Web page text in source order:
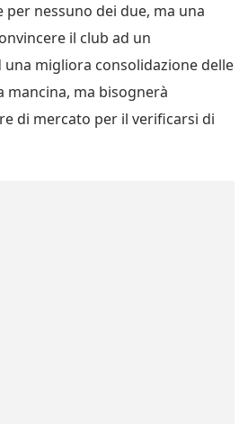
per nessuno dei due, ma una
il club ad un
migliora consolidazione delle
mancina, ma bisognerà
di mercato per il verificarsi di